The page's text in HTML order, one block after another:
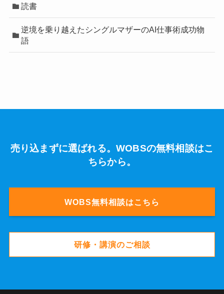
読書
逆境を乗り越えたシングルマザーのAI仕事術成功物
語
売り込まずに選ばれる。WOBSの無料相談はこ
ちらから。
WOBS無料相談はこちら
研修・講演のご相談